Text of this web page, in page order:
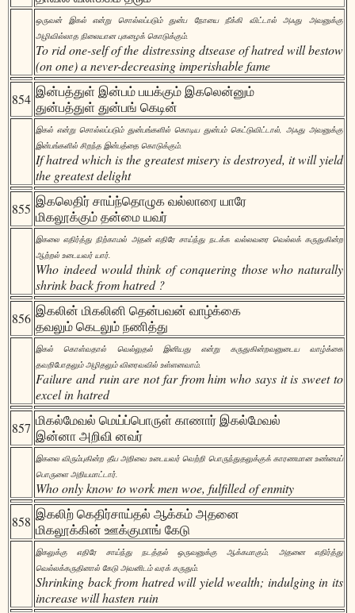
ஒருவன் இகல் என்று சொல்லப்படும் துன்ப நோயை நீக்கி விட்டால் அஃது அவனுக்கு
அழிவில்லாத நிலையான புகழைக் கொடுக்கும்.
To rid one-self of the distressing dtsease of hatred will bestow
(on one) a never-decreasing imperishable fame
854 இன்பத்துள் இன்பம் பயக்கும் இகலென்னும்
துன்பத்துள் துன்பங் கெடின்
இகல் என்று சொல்லப்படும் துன்பங்களில் கொடிய துன்பம் கெட்டுவிட்டால், அஃது அவனுக்கு
இன்பங்களில் சிறந்த இன்பத்தை கொடுக்கும்.
If hatred which is the greatest misery is destroyed, it will yield
the greatest delight
855 இகலெதிர் சாய்ந்தொழுக வல்லாரை யாரே
மிகலூக்கும் தன்மை யவர்
இகலை எதிர்த்து நிற்காமல் அதன் எதிரே சாய்ந்து நடக்க வல்லவரை வெல்லக் கருதுகின்ற
ஆற்றல் உடையவர் யார்.
Who indeed would think of conquering those who naturally
shrink back from hatred ?
856 இகலின் மிகலினி தென்பவன் வாழ்க்கை
தவலும் கெடலும் நணித்து
இகல் கொள்வதால் வெல்லுதல் இனியது என்று கருதுகின்றவனுடைய வாழ்க்கை
தவறிபோதலும் அழிதலும் விரைவவில் உள்ளனவாம்.
Failure and ruin are not far from him who says it is sweet to
excel in hatred
857 மிகல்மேவல் மெய்ப்பொருள் காணார் இகல்மேவல்
இன்னா அறிவி னவர்
இகலை விரும்புகின்ற தீய அறிவை உடையவர் வெற்றி பொருந்துதலுக்குக் காரணமான உண்மைப்
பொருளை அறியமாட்டார்.
Who only know to work men woe, fulfilled of enmity
858 இகலிற் கெதிர்சாய்தல் ஆக்கம் அதனை
மிகலூக்கின் ஊக்குமாங் கேடு
இகலுக்கு எதிரே சாய்ந்து நடத்தல் ஒருவனுக்கு ஆக்கமாகும், அதனை எதிர்த்து
வெல்லக்கருதினால் கேடு அவனிடம் வரக் கருதும்.
Shrinking back from hatred will yield wealth; indulging in its
increase will hasten ruin